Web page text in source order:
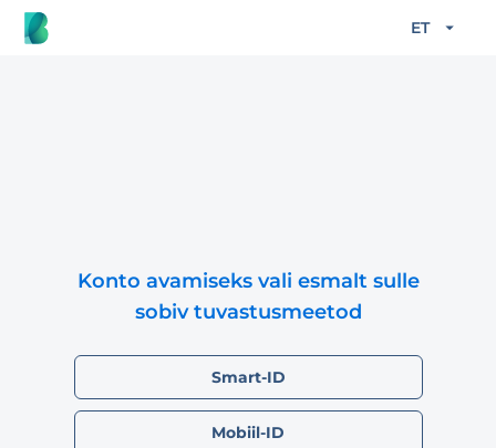
ET
Konto avamiseks vali esmalt sulle
sobiv tuvastusmeetod
Smart-ID
Mobiil-ID